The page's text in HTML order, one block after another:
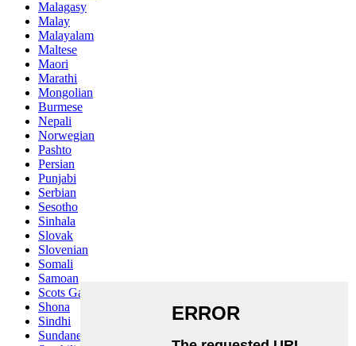
Malagasy
Malay
Malayalam
Maltese
Maori
Marathi
Mongolian
Burmese
Nepali
Norwegian
Pashto
Persian
Punjabi
Serbian
Sesotho
Sinhala
Slovak
Slovenian
Somali
Samoan
Scots Gaelic
Shona
Sindhi
Sundanese